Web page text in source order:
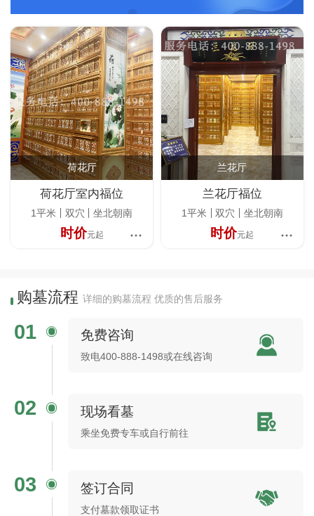
荷花厅
荷花厅室内福位
1平米 双穴 坐北朝南
时价元起
兰花厅
兰花厅福位
1平米 双穴 坐北朝南
时价元起
购墓流程 详细的购墓流程 优质的售后服务
01 免费咨询
致电400-888-1498或在线咨询
02 现场看墓
乘坐免费专车或自行前往
03 签订合同
支付墓款领取证书